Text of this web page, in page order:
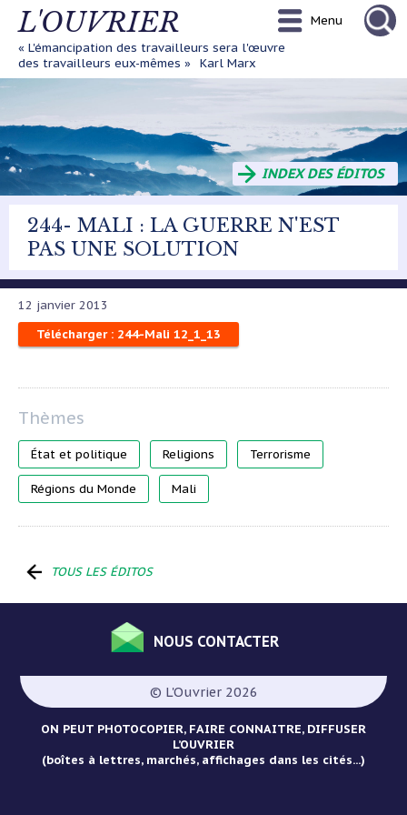
Aller
principal
L'OUVRIER
« L'émancipation des travailleurs sera l'œuvre
des travailleurs eux-mêmes »
Karl Marx
Menu
INDEX DES ÉDITOS
244- MALI : LA GUERRE N'EST
PAS UNE SOLUTION
12 janvier 2013
Télécharger : 244-Mali 12_1_13
État et politique Religions Terrorisme
Régions du Monde Mali
TOUS LES ÉDITOS
Pied
de
page
NOUS CONTACTER
© L'Ouvrier 2026
ON PEUT PHOTOCOPIER, FAIRE CONNAITRE, DIFFUSER
L’OUVRIER
(boîtes à lettres, marchés, affichages dans les cités...)